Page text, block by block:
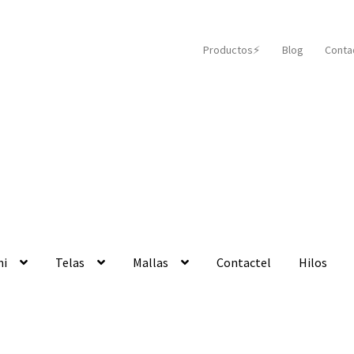
Productos⚡️ Blog
Telas Mallas Contactel Hilos